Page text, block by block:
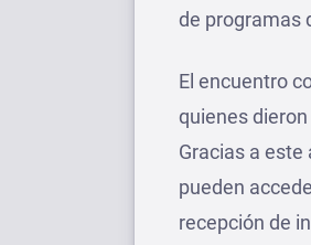
de programas
El encuentro
quienes
Gracias a
pueden
recepción de